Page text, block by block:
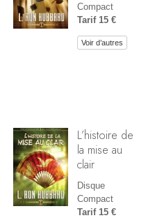
Compact
Tarif 15 €
Voir d’autres
L’histoire de
la mise au
clair
Disque
Compact
Tarif 15 €